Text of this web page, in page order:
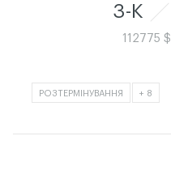
3-К
112775 $
РОЗТЕРМІНУВАННЯ + 8